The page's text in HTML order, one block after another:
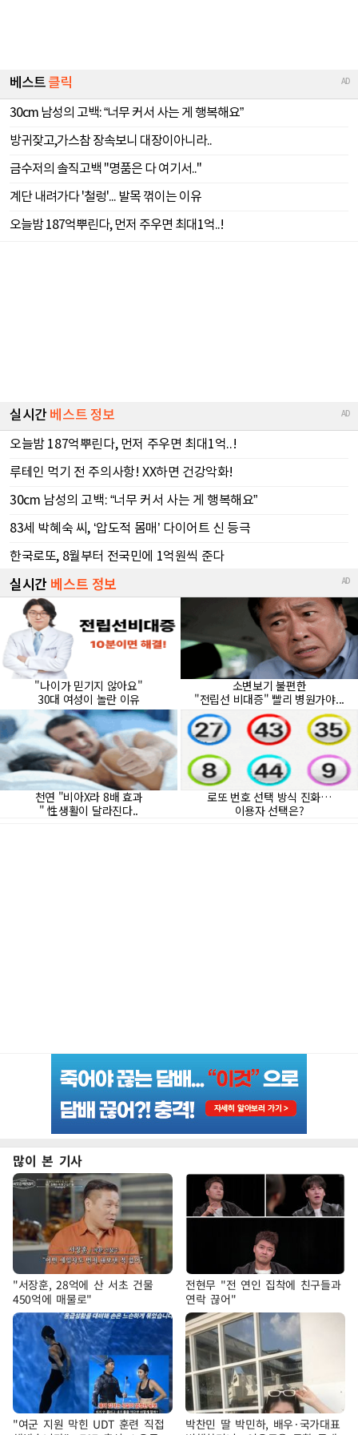
많이 본 기사
"서장훈, 28억에 산 서초 건물
450억에 매물로"
전현무 "전 연인 집착에 친구들과
연락 끊어"
"여군 지원 막힌 UDT 훈련 직접
박찬민 딸 박민하, 배우·국가대표